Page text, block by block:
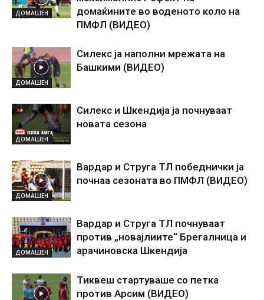
ДОМАШЕН
домаќините во воденото коло на
ПМФЛ (ВИДЕО)
ДОМАШЕН
Силекс ја наполни мрежата на
Башкими (ВИДЕО)
ДОМАШЕН
Силекс и Шкендија ја почнуваат
новата сезона
ДОМАШЕН
Вардар и Струга ТЛ победнички ја
почнаа сезоната во ПМФЛ (ВИДЕО)
ДОМАШЕН
Вардар и Струга ТЛ почнуваат
против „новајлиите“ Брегалница и
арачиновска Шкендија
Тиквеш стартуваше со петка
против Арсим (ВИДЕО)